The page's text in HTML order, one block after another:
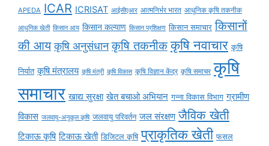
APEDA ICAR ICRISAT आईसीएआर आत्मनिर्भर भारत आधुनिक कृषि तकनीक
आधुनिक खेती किसान आय किसान कल्याण किसान प्रशिक्षण किसान समाचार किसानों
की आय कृषि अनुसंधान कृषि तकनीक कृषि नवाचार कृषि
निर्यात कृषि मंत्रालय कृषि मंत्री कृषि विकास कृषि विज्ञान केंद्र कृषि समाचर कृषि
समाचार खाद्य सुरक्षा खेत बचाओ अभियान गन्ना विकास विभाग ग्रामीण
विकास जलवायु-अनुकूल कृषि जलवायु परिवर्तन जल संरक्षण जैविक खेती
टिकाऊ कृषि टिकाऊ खेती डिजिटल कृषि प्राकृतिक खेती फसल